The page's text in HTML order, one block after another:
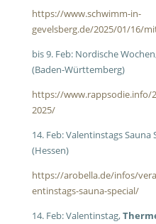
https://www.schwimm-in-
gevelsberg.de/2025/01/16/
bis 9. Feb: Nordische
(Baden-Württemberg)
https://www.rappsodie.info/
2025/
14. Feb: Valentinstags Sauna
(Hessen)
https://arobella.de/infos/
entinstags-sauna-special/
14. Feb: Valentinstag,